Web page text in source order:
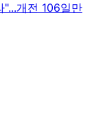
"...개전 106일만